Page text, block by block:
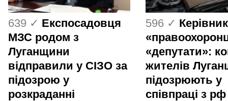
639 ✓ Експосадовця
МЗС родом з
Луганщини
відправили у СІЗО за
підозрою у
розкраданні
596 ✓
«депутати»:
жителів
підозрюють у
співпраці з рф